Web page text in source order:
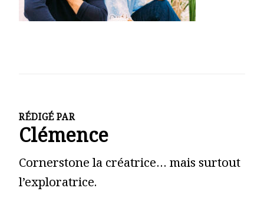
RÉDIGÉ PAR
Clémence
Cornerstone la créatrice… mais surtout
l’exploratrice.